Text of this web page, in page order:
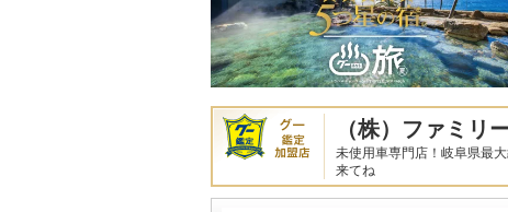
（株）ファミ
未使用車専門店！岐阜県最
来てね